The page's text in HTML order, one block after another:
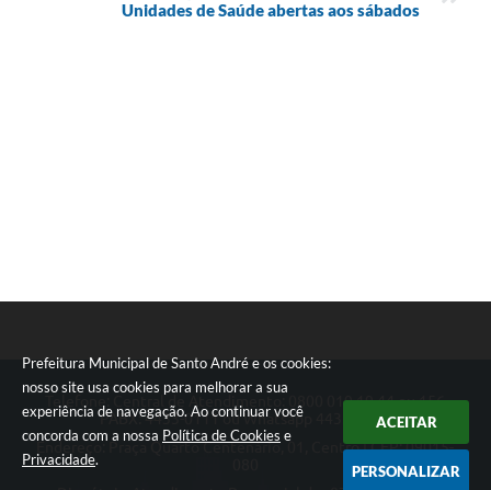
Prefeitura Municipal de Santo André e os cookies:
nosso site usa cookies para melhorar a sua
experiência de navegação. Ao continuar você
concorda com a nossa Política de Cookies e
Privacidade.
ACEITAR
PERSONALIZAR
Unidades de Saúde abertas aos sábados
Telefone: Central de Atendimento: 0800 019 19 44 ou 156
PABX: 4433-0111 ou Whatsapp 4433-0123
Endereço: Praça Quarto Centenário, 01, Centro | CEP: 09015-